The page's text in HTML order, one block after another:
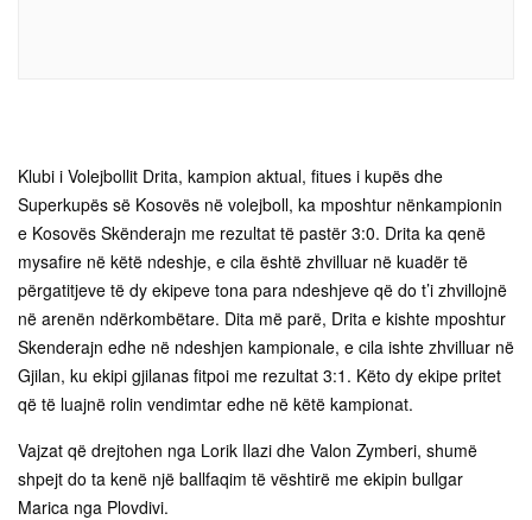
Klubi i Volejbollit Drita, kampion aktual, fitues i kupës dhe
Superkupës së Kosovës në volejboll, ka mposhtur nënkampionin
e Kosovës Skënderajn me rezultat të pastër 3:0. Drita ka qenë
mysafire në këtë ndeshje, e cila është zhvilluar në kuadër të
përgatitjeve të dy ekipeve tona para ndeshjeve që do t’i zhvillojnë
në arenën ndërkombëtare. Dita më parë, Drita e kishte mposhtur
Skenderajn edhe në ndeshjen kampionale, e cila ishte zhvilluar në
Gjilan, ku ekipi gjilanas fitpoi me rezultat 3:1. Këto dy ekipe pritet
që të luajnë rolin vendimtar edhe në këtë kampionat.
Vajzat që drejtohen nga Lorik Ilazi dhe Valon Zymberi, shumë
shpejt do ta kenë një ballfaqim të vështirë me ekipin bullgar
Marica nga Plovdivi.